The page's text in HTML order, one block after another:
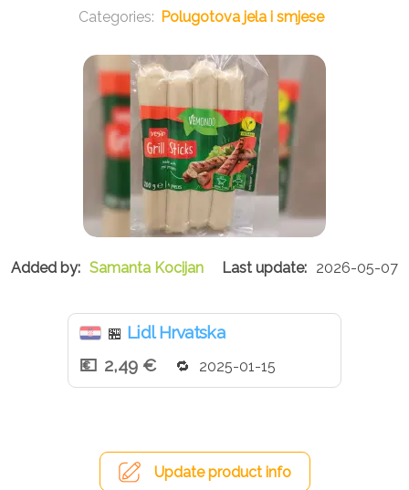
Polugotova jela i smjese
Samanta Kocijan 2026-05-07
🏪 Lidl Hrvatska
2,49 €
2025-01-15
Update product info